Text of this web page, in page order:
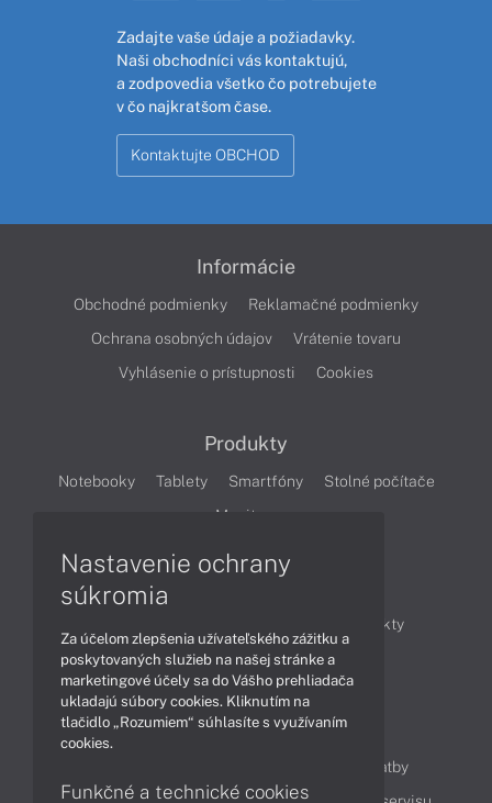
Zadajte vaše údaje a požiadavky.
Naši obchodníci vás kontaktujú,
a zodpovedia všetko čo potrebujete
v čo najkratšom čase.
Kontaktujte OBCHOD
Informácie
Obchodné podmienky
Reklamačné podmienky
Ochrana osobných údajov
Vrátenie tovaru
Vyhlásenie o prístupnosti
Cookies
Produkty
Notebooky Tablety Smartfóny
Stolné počítače
Monitory
Produkty
Technológie
Videá
Obsah
Možnosti doručenia a platby
Nastavenie ochrany
súkromia
Za účelom zlepšenia užívateľského zážitku a
poskytovaných služieb na našej stránke a
marketingové účely sa do Vášho prehliadača
ukladajú súbory cookies. Kliknutím na
tlačidlo „Rozumiem“ súhlasíte s využívaním
cookies.
Funkčné a technické cookies